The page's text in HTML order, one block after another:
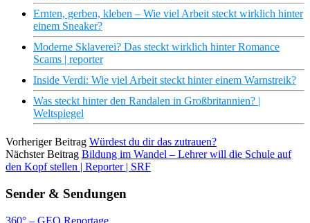
Ernten, gerben, kleben – Wie viel Arbeit steckt wirklich hinter
einem Sneaker?
Moderne Sklaverei? Das steckt wirklich hinter Romance
Scams | reporter
Inside Verdi: Wie viel Arbeit steckt hinter einem Warnstreik?
Was steckt hinter den Randalen in Großbritannien? |
Weltspiegel
Vorheriger Beitrag Würdest du dir das zutrauen?
Nächster Beitrag Bildung im Wandel – Lehrer will die Schule auf
den Kopf stellen | Reporter | SRF
Sender & Sendungen
360° – GEO Reportage